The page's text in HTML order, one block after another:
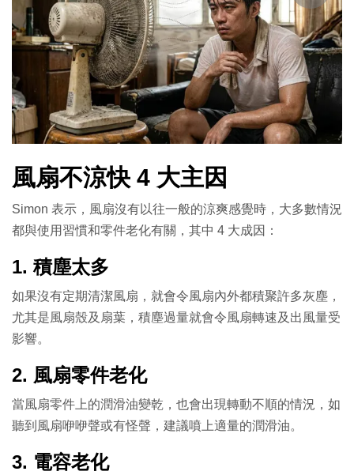
風扇不涼快 4 大主因
Simon 表示，風扇沒有以往一般的涼爽感覺時，大多數情況
都與使用習慣和零件老化有關，其中 4 大成因：
1. 積塵太多
如果沒有定期清潔風扇，就會令風扇內外都積聚許多灰塵，
尤其是風扇殼及扇葉，積塵過量就會令風扇轉速及出風量受
影響。
2. 風扇零件老化
當風扇零件上的潤滑油變乾，也會出現轉動不順的情況，如
聽到風扇咿咿聲或有怪聲，建議噴上適量的潤滑油。
3. 電容老化